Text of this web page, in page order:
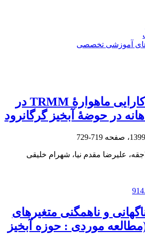
آموزشی تخصصی
بررسی دقت و کارایی ماهوارۀ TRMM در
در حوضۀ آبخیز گرگانرود
719-729
علیرضا مقدم نیا، شهرام خلیقی
و ناهمگنی متغیرهای
موردی : حوزه آبخیز